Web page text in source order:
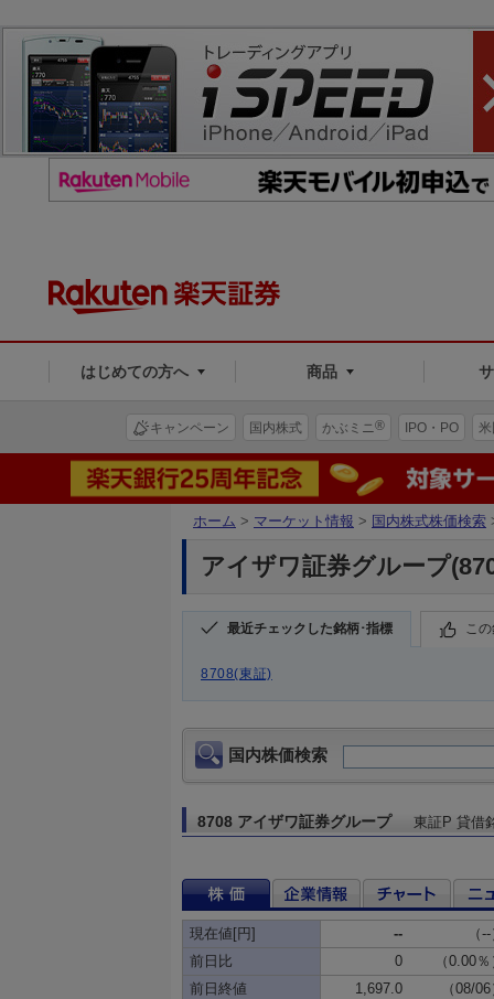
はじめての方へ 商品
キャンペーン 国内株式 かぶミニ ® IPO・PO
ホーム > マーケット情報 > 国内株式株価検索
アイザワ証券グループ
最近チェックした銘柄･指標 こ
8708(東証)